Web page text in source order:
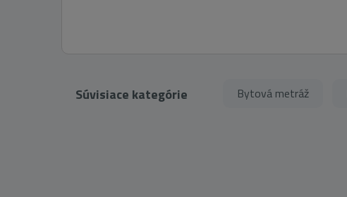
Súvisiace kategórie Bytová metráž